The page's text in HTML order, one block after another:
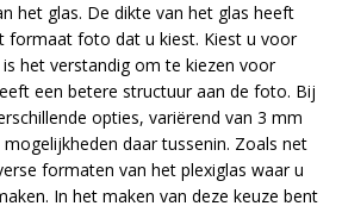
het glas. De dikte van het glas heeft
formaat foto dat u kiest. Kiest u voor
het verstandig om te kiezen voor
een betere structuur aan de foto. Bij
opties, variërend van 3 mm
daar tussenin. Zoals net
formaten van het plexiglas waar u
In het maken van deze keuze bent